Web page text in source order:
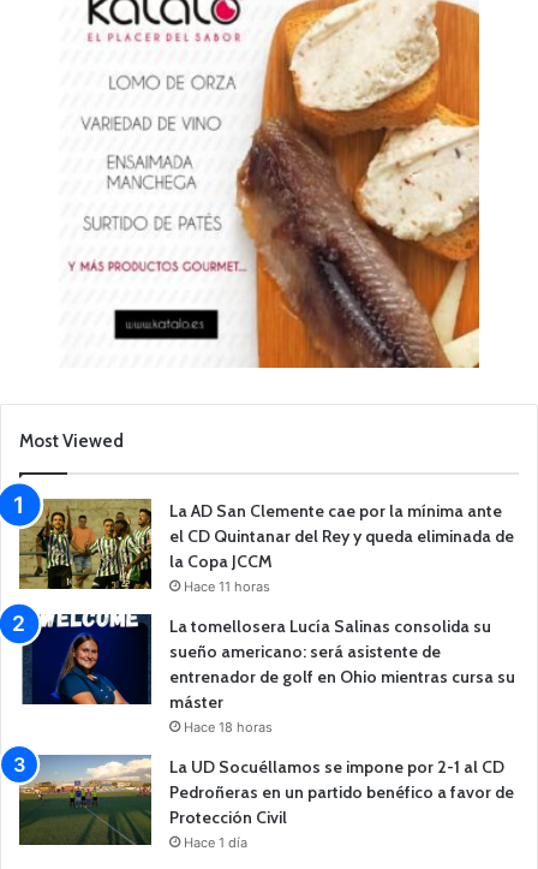
Most Viewed
La AD San Clemente cae por la mínima ante
el CD Quintanar del Rey y queda eliminada de
la Copa JCCM
Hace 11 horas
La tomellosera Lucía Salinas consolida su
sueño americano: será asistente de
entrenador de golf en Ohio mientras cursa su
máster
Hace 18 horas
La UD Socuéllamos se impone por 2-1 al CD
Pedroñeras en un partido benéfico a favor de
Protección Civil
Hace 1 día